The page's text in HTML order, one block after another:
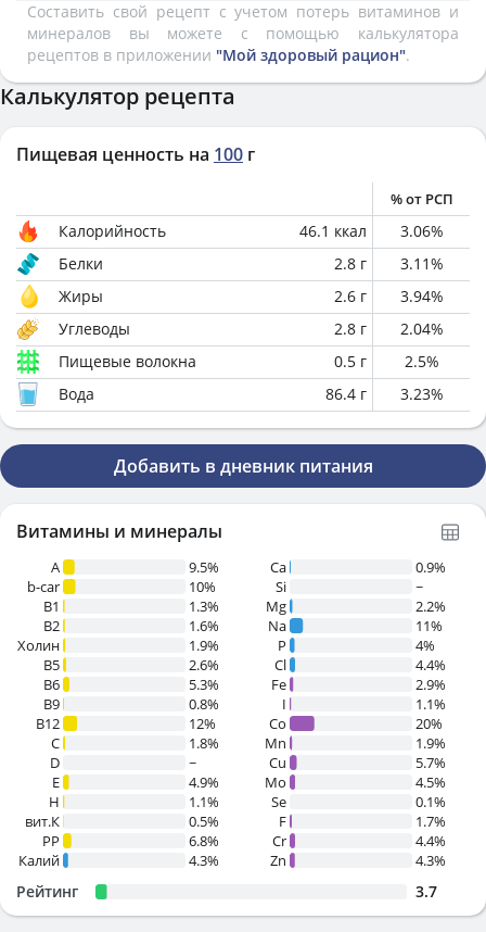
Составить свой рецепт с учетом потерь витаминов и
минералов вы можете с помощью калькулятора
рецептов в приложении "Мой здоровый рацион".
Калькулятор рецепта
Пищевая ценность на 100 г
% от РСП
Калорийность 46.1 ккал 3.06%
Белки
2.8 г 3.11%
Жиры
2.6 г 3.94%
Углеводы
2.8 г 2.04%
Пищевые волокна
0.5 г 2.5%
Вода
86.4 г 3.23%
Добавить в дневник питания
Витамины и минералы
A
9.5%
b-car
10%
В1
1.3%
B2
1.6%
Холин
1.9%
B5
2.6%
B6
5.3%
B9
0.8%
B12
12%
C
1.8%
D
~
E
4.9%
H
1.1%
вит.К
0.5%
PP
6.8%
Калий
4.3%
Ca
0.9%
Si
~
Mg
2.2%
Na
11%
P
4%
Cl
4.4%
Fe
2.9%
I
1.1%
Co
20%
Mn
1.9%
Cu
5.7%
Mo
4.5%
Se
0.1%
F
1.7%
Cr
4.4%
Zn
4.3%
Рейтинг 3.7